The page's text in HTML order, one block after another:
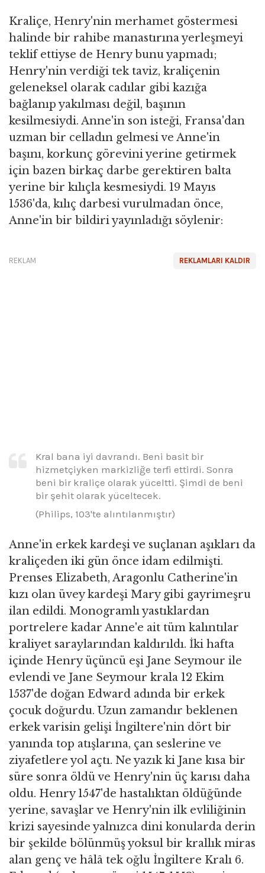
Kraliçe, Henry'nin merhamet göstermesi
halinde bir rahibe manastırına yerleşmeyi
teklif ettiyse de Henry bunu yapmadı;
Henry'nin verdiği tek taviz, kraliçenin
geleneksel olarak cadılar gibi kazığa
bağlanıp yakılması değil, başının
kesilmesiydi. Anne'in son isteği, Fransa'dan
uzman bir celladın gelmesi ve Anne'in
başını, korkunç görevini yerine getirmek
için bazen birkaç darbe gerektiren balta
yerine bir kılıçla kesmesiydi. 19 Mayıs
1536'da, kılıç darbesi vurulmadan önce,
Anne'in bir bildiri yayınladığı söylenir:
REKLAMLARI KALDIR
REKLAM
Kral bana iyi davrandı. Beni basit bir
hizmetçiyken markizliğe terfi ettirdi. Sonra
beni bir kraliçe olarak yüceltti. Şimdi de beni
bir şehit olarak yüceltecek.
(Philips, 103'te alıntılanmıştır)
Anne'in erkek kardeşi ve suçlanan aşıkları da
kraliçeden iki gün önce idam edilmişti.
Prenses Elizabeth, Aragonlu Catherine'in
kızı olan üvey kardeşi Mary gibi gayrimeşru
ilan edildi. Monogramlı yastıklardan
portrelere kadar Anne'e ait tüm kalıntılar
kraliyet saraylarından kaldırıldı. İki hafta
içinde Henry üçüncü eşi Jane Seymour ile
evlendi ve Jane Seymour krala 12 Ekim
1537'de doğan Edward adında bir erkek
çocuk doğurdu. Uzun zamandır beklenen
erkek varisin gelişi İngiltere'nin dört bir
yanında top atışlarına, çan seslerine ve
ziyafetlere yol açtı. Ne yazık ki Jane kısa bir
süre sonra öldü ve Henry'nin üç karısı daha
oldu. Henry 1547'de hastalıktan öldüğünde
yerine, savaşlar ve Henry'nin ilk evliliğinin
krizi sayesinde yalnızca dini konularda derin
bir şekilde bölünmüş yoksul bir krallık miras
alan genç ve hâlâ tek oğlu İngiltere Kralı 6.